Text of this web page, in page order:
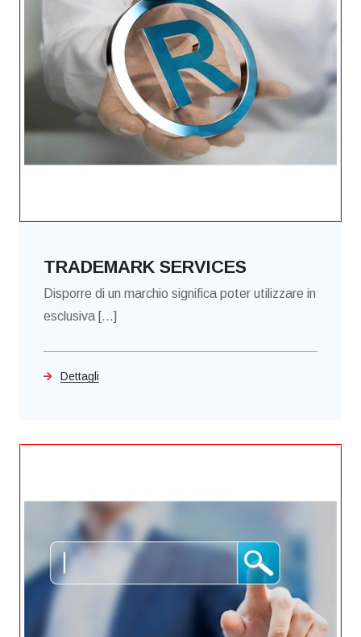
TRADEMARK SERVICES
Disporre di un marchio significa poter utilizzare in
esclusiva [...]
Dettagli